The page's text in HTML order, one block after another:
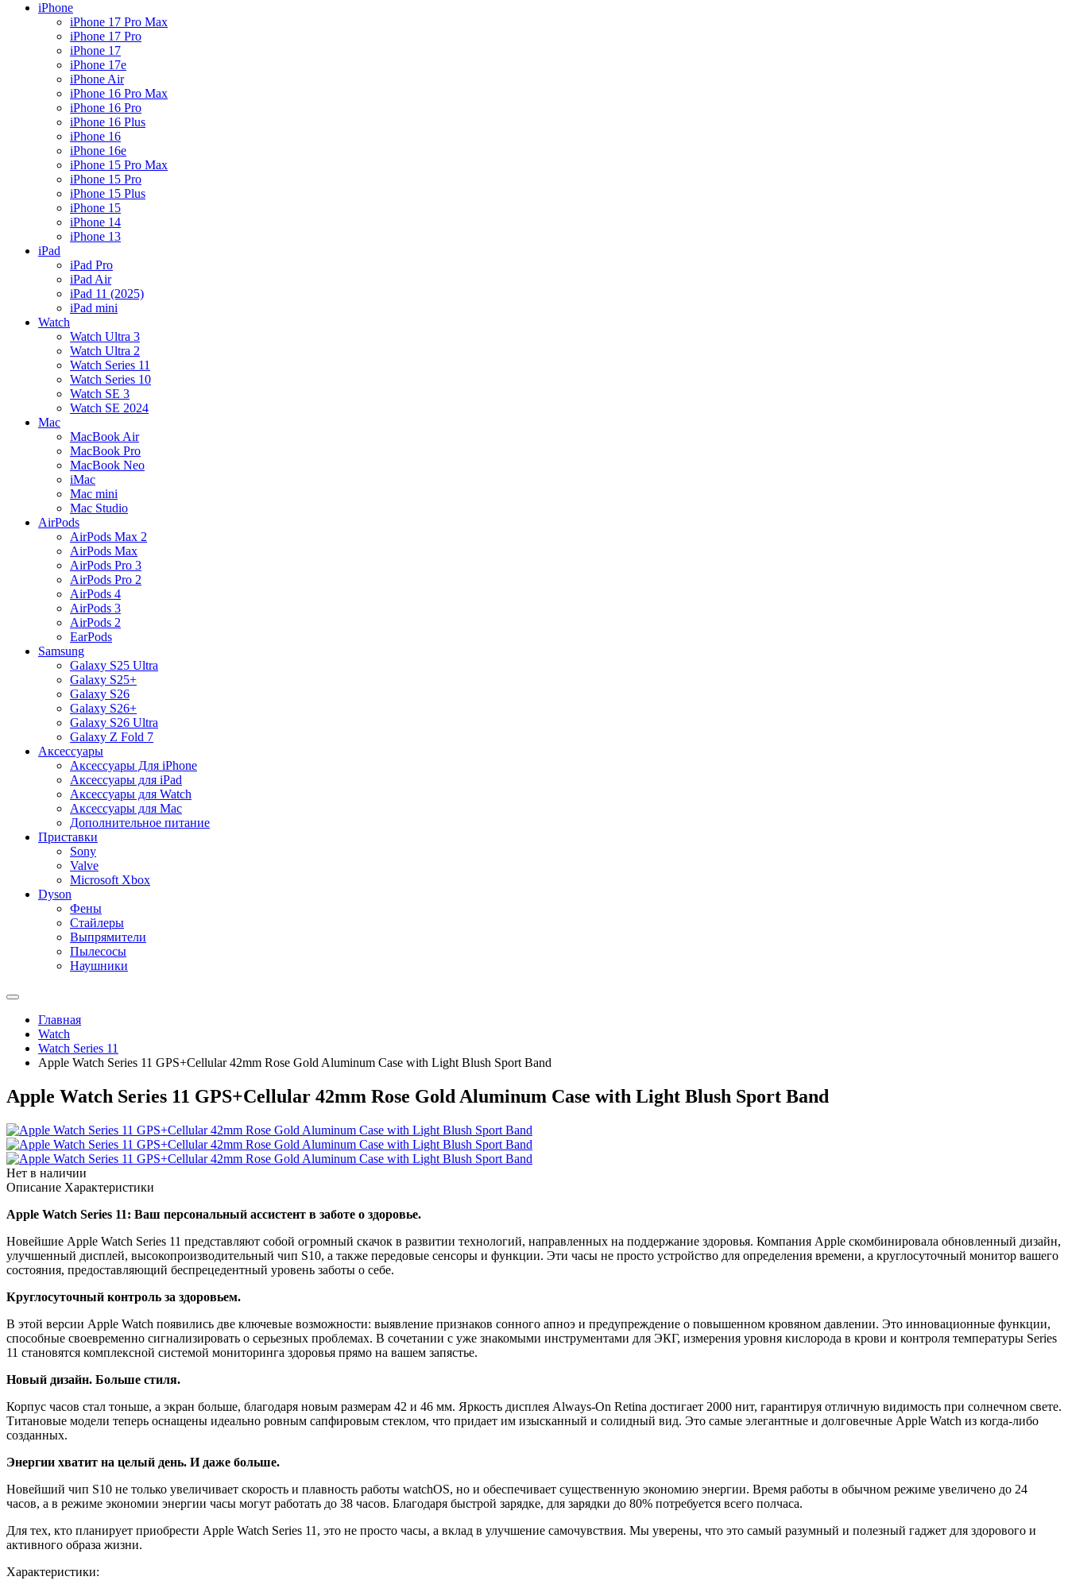
iPhone
iPhone 17 Pro Max
iPhone 17 Pro
iPhone 17
iPhone 17e
iPhone Air
iPhone 16 Pro Max
iPhone 16 Pro
iPhone 16 Plus
iPhone 16
iPhone 16e
iPhone 15 Pro Max
iPhone 15 Pro
iPhone 15 Plus
iPhone 15
iPhone 14
iPhone 13
iPad
iPad Pro
iPad Air
iPad 11 (2025)
iPad mini
Watch
Watch Ultra 3
Watch Ultra 2
Watch Series 11
Watch Series 10
Watch SE 3
Watch SE 2024
Mac
MacBook Air
MacBook Pro
MacBook Neo
iMac
Mac mini
Mac Studio
AirPods
AirPods Max 2
AirPods Max
AirPods Pro 3
AirPods Pro 2
AirPods 4
AirPods 3
AirPods 2
EarPods
Samsung
Galaxy S25 Ultra
Galaxy S25+
Galaxy S26
Galaxy S26+
Galaxy S26 Ultra
Galaxy Z Fold 7
Аксессуары
Аксессуары Для iPhone
Аксессуары для iPad
Аксессуары для Watch
Аксессуары для Mac
Дополнительное питание
Приставки
Sony
Valve
Microsoft Xbox
Dyson
Фены
Стайлеры
Выпрямители
Пылесосы
Наушники
Главная
Watch
Watch Series 11
Apple Watch Series 11 GPS+Cellular 42mm Rose Gold Aluminum Case with Light Blush Sport Band
Apple Watch Series 11 GPS+Cellular 42mm Rose Gold Aluminum Case with Light Blush Sport Band
Нет в наличии
Описание Характеристики
Apple Watch Series 11: Ваш персональный ассистент в заботе о здоровье.
Новейшие Apple Watch Series 11 представляют собой огромный скачок в развитии технологий, направленных на поддержание здоровья. Компания Apple скомбинировала обновленный дизайн,
улучшенный дисплей, высокопроизводительный чип S10, а также передовые сенсоры и функции. Эти часы не просто устройство для определения времени, а круглосуточный монитор вашего
состояния, предоставляющий беспрецедентный уровень заботы о себе.
Круглосуточный контроль за здоровьем.
В этой версии Apple Watch появились две ключевые возможности: выявление признаков сонного апноэ и предупреждение о повышенном кровяном давлении. Это инновационные функции,
способные своевременно сигнализировать о серьезных проблемах. В сочетании с уже знакомыми инструментами для ЭКГ, измерения уровня кислорода в крови и контроля температуры Series
11 становятся комплексной системой мониторинга здоровья прямо на вашем запястье.
Новый дизайн. Больше стиля.
Корпус часов стал тоньше, а экран больше, благодаря новым размерам 42 и 46 мм. Яркость дисплея Always-On Retina достигает 2000 нит, гарантируя отличную видимость при солнечном свете.
Титановые модели теперь оснащены идеально ровным сапфировым стеклом, что придает им изысканный и солидный вид. Это самые элегантные и долговечные Apple Watch из когда-либо
созданных.
Энергии хватит на целый день. И даже больше.
Новейший чип S10 не только увеличивает скорость и плавность работы watchOS, но и обеспечивает существенную экономию энергии. Время работы в обычном режиме увеличено до 24
часов, а в режиме экономии энергии часы могут работать до 38 часов. Благодаря быстрой зарядке, для зарядки до 80% потребуется всего полчаса.
Для тех, кто планирует приобрести Apple Watch Series 11, это не просто часы, а вклад в улучшение самочувствия. Мы уверены, что это самый разумный и полезный гаджет для здорового и
активного образа жизни.
Характеристики: